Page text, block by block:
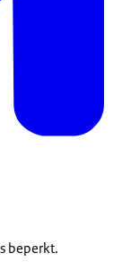
beperkt.